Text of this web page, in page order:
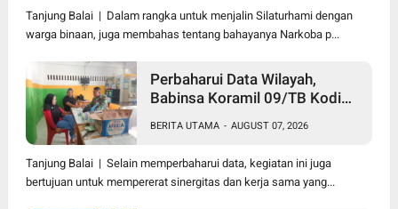
Tanjung Balai | Dalam rangka untuk menjalin Silaturhami dengan
warga binaan, juga membahas tentang bahayanya Narkoba p...
Perbaharui Data Wilayah,
Babinsa Koramil 09/TB Kodim
Ter Di Kantor Kelurahan
BERITA UTAMA - AUGUST 07, 2026
Tanjung Balai | Selain memperbaharui data, kegiatan ini juga
bertujuan untuk mempererat sinergitas dan kerja sama yang...